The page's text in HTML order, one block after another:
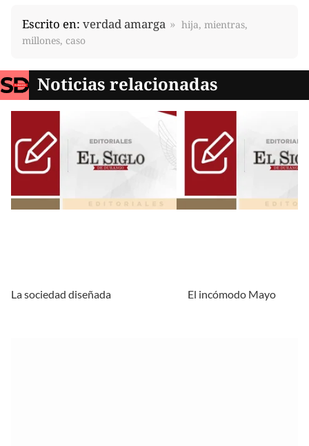
Escrito en: verdad amarga
hija, mientras,
millones, caso
Noticias relacionadas
La sociedad diseñada El incómodo Mayo